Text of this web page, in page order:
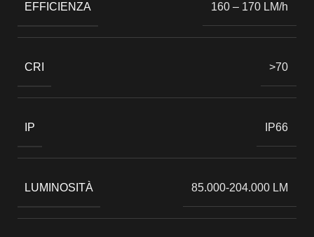
EFFICIENZA 160 – 170 LM/h
CRI >70
IP IP66
LUMINOSITÀ 85.000-204.000 LM